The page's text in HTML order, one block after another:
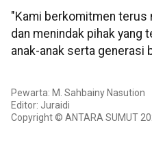
"Kami berkomitmen terus
dan menindak pihak yang
anak-anak serta generasi
Pewarta: M. Sahbainy Nasution
Editor: Juraidi
Copyright © ANTARA SUMUT